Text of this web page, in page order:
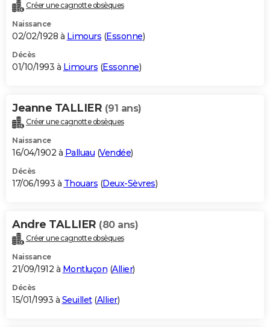
Créer une cagnotte obsèques
Naissance
02/02/1928 à Limours (Essonne)
Décès
01/10/1993 à Limours (Essonne)
Jeanne TALLIER (91 ans)
Créer une cagnotte obsèques
Naissance
16/04/1902 à Palluau (Vendée)
Décès
17/06/1993 à Thouars (Deux-Sèvres)
Andre TALLIER (80 ans)
Créer une cagnotte obsèques
Naissance
21/09/1912 à Montluçon (Allier)
Décès
15/01/1993 à Seuillet(Allier)